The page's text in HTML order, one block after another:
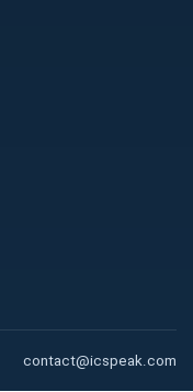
contact@icspeak.com